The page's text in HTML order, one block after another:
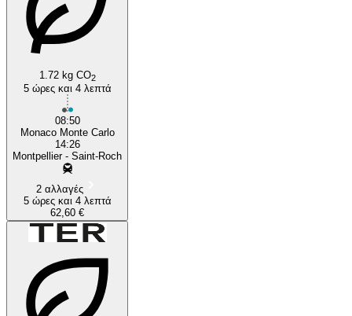
1.72 kg CO2
5 ώρες και 4 λεπτά
08:50
Monaco Monte Carlo
14:26
Montpellier - Saint-Roch
2 αλλαγές
5 ώρες και 4 λεπτά
62,60 €